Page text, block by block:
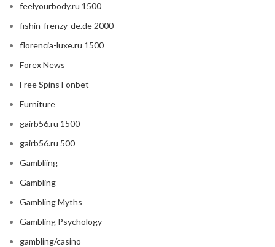
feelyourbody.ru 1500
fishin-frenzy-de.de 2000
florencia-luxe.ru 1500
Forex News
Free Spins Fonbet
Furniture
gairb56.ru 1500
gairb56.ru 500
Gambliing
Gambling
Gambling Myths
Gambling Psychology
gambling/casino